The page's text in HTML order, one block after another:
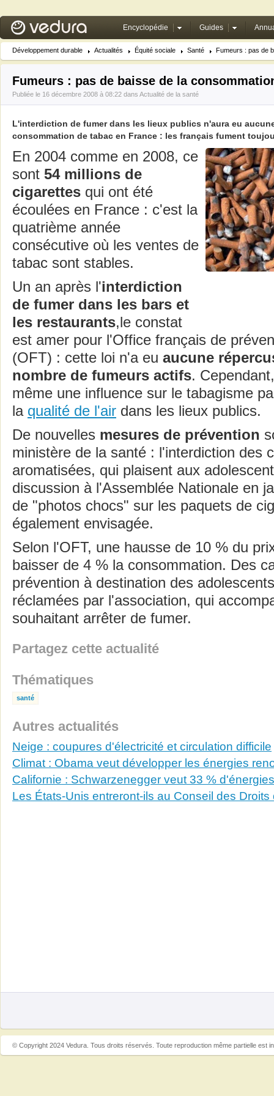
Encyclopédie Guides
Développement durable Actualités Équité sociale Santé Fumeurs : pas de
Fumeurs : pas de baisse de la
Publiée le 16 décembre 2008 à 08:22 dans Actualité de la santé
L'interdiction de fumer dans les lieux publics n'aura eu
consommation de tabac en France : les français fument
En 2004 comme en 2008, ce
sont 54 millions de
cigarettes qui ont été
écoulées en France : c'est la
quatrième année
consécutive où les ventes de
tabac sont stables.
Un an après l'interdiction
de fumer dans les bars et
les restaurants,le constat
est amer pour l'Office français de
(OFT) : cette loi n'a eu aucune
nombre de fumeurs actifs.
même une influence sur le tabagisme
la qualité de l'air dans les lieux publics.
De nouvelles mesures de prévention
ministère de la santé : l'interdiction des
aromatisées, qui plaisent aux
discussion à l'Assemblée Nationale en
de "photos chocs" sur les paquets de
également envisagée.
Selon l'OFT, une hausse de 10 % du
baisser de 4 % la consommation. Des
prévention à destination des
réclamées par l'association, qui
souhaitant arrêter de fumer.
Partagez cette actualité
Thématiques
santé
Autres actualités
Neige : coupures d'électricité et circulation difficile
Climat : Obama veut développer les énergies
Californie : Schwarzenegger veut 33 %
Les États-Unis entreront-ils au Conseil des Droits
© Copyright 2024 Vedura. Tous droits réservés. Toute reproduction même partielle est